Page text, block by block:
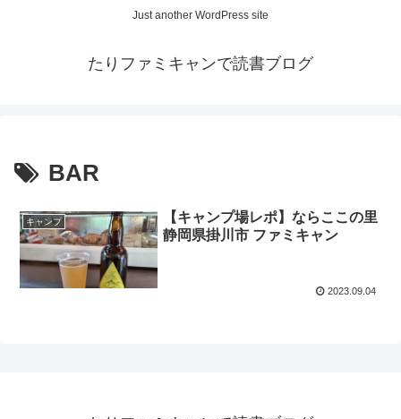
Just another WordPress site
たりファミキャンで読書ブログ
BAR
キャンプ
【キャンプ場レポ】ならここの里
静岡県掛川市 ファミキャン
2023.09.04